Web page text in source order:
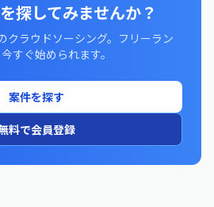
探してみませんか？
クラウドソーシング。フリーラン
すぐ始められます。
案件を探す
料で会員登録